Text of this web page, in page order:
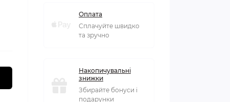
Оплата
Сплачуйте швидко
та зручно
Накопичувальні
знижки
Збирайте бонуси і
подарунки